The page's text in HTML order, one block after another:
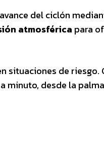
del ciclón
atmosférica para
situaciones de riesgo.
minuto, desde la